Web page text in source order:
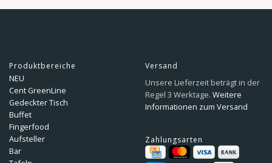
Produktbereiche
NEU
Cent GreenLine
Gedeckter Tisch
Buffet
Fingerfood
Aufsteller
Bar
Versand
Unsere Lieferzeit beträgt in der
Regel 3 Werktage. Weitere
Informationen zum Versand
Zahlungsarten